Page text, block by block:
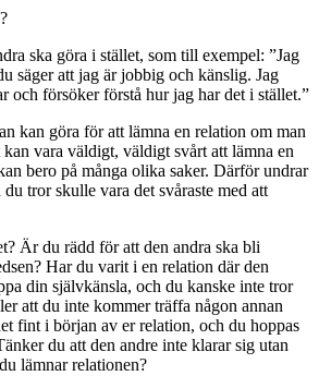
ska göra i stället, som till exempel: ”Jag
säger att jag är jobbig och känslig. Jag
och försöker förstå hur jag har det i stället.”
kan göra för att lämna en relation om man
vara väldigt, väldigt svårt att lämna en
bero på många olika saker. Därför undrar
tror skulle vara det svåraste med att
Är du rädd för att den andra ska bli
Har du varit i en relation där den
din självkänsla, och du kanske inte tror
att du inte kommer träffa någon annan
fint i början av er relation, och du hoppas
du att den andre inte klarar sig utan
lämnar relationen?